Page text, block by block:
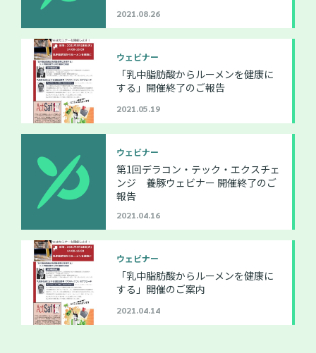
2021.08.26
ウェビナー
「乳中脂肪酸からルーメンを健康に
する」開催終了のご報告
2021.05.19
ウェビナー
第1回デラコン・テック・エクスチェ
ンジ 養豚ウェビナー 開催終了のご
報告
2021.04.16
ウェビナー
「乳中脂肪酸からルーメンを健康に
する」開催のご案内
2021.04.14